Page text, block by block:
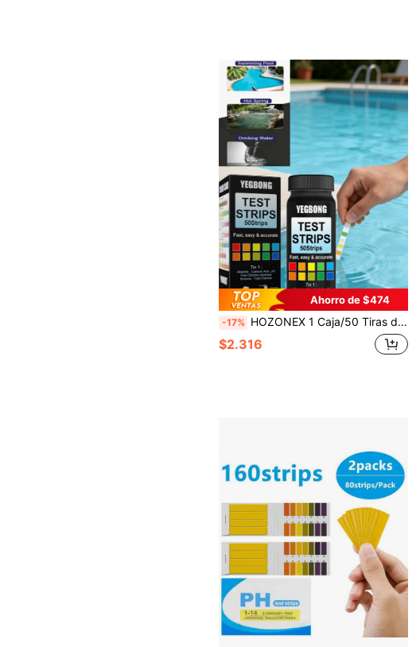
Ahorro de $474
-17% HOZONEX 1 Caja/50 Tiras de Prueba de pH para Piscina, Detección Precisa de Anomalías en la Calidad del Agua, Operación Fácil, Adecuado para Administradores de Piscinas y Propietarios de Piscinas Domésticas, Proporcionando una Solución Integral de Prueba de Calidad del Agua
$2.316